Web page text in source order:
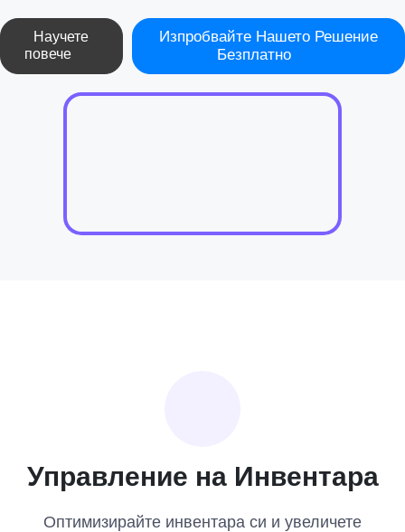
Научете
повече
Изпробвайте Нашето Решение
Безплатно
Управление на Инвентара
Оптимизирайте инвентара си и увеличете